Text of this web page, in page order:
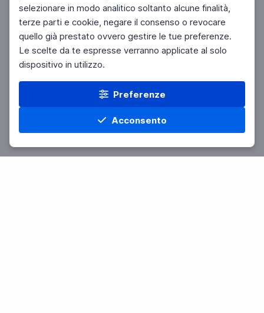
selezionare in modo analitico soltanto alcune finalità,
terze parti e cookie, negare il consenso o revocare
quello già prestato ovvero gestire le tue preferenze.
Le scelte da te espresse verranno applicate al solo
dispositivo in utilizzo.
Preferenze
Acconsento
Home Materie Cerca Menu
Facebook Twitter Instagram